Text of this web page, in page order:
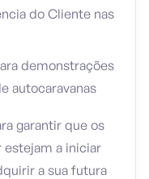
do Cliente nas
demonstrações
autocaravanas
garantir que os
a iniciar
a sua futura